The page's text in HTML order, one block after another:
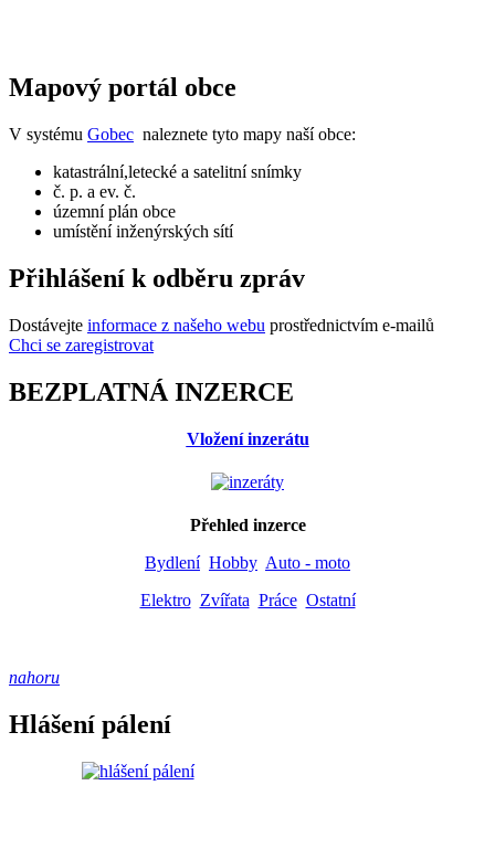
Mapový portál obce
V systému Gobec naleznete tyto mapy naší obce:
katastrální,letecké a satelitní snímky
č. p. a ev. č.
územní plán obce
umístění inženýrských sítí
Přihlášení k odběru zpráv
Dostávejte informace z našeho webu prostřednictvím e-mailů
Chci se zaregistrovat
BEZPLATNÁ INZERCE
Vložení inzerátu
Přehled inzerce
Bydlení Hobby Auto - moto
Elektro Zvířata Práce Ostatní
nahoru
Hlášení pálení